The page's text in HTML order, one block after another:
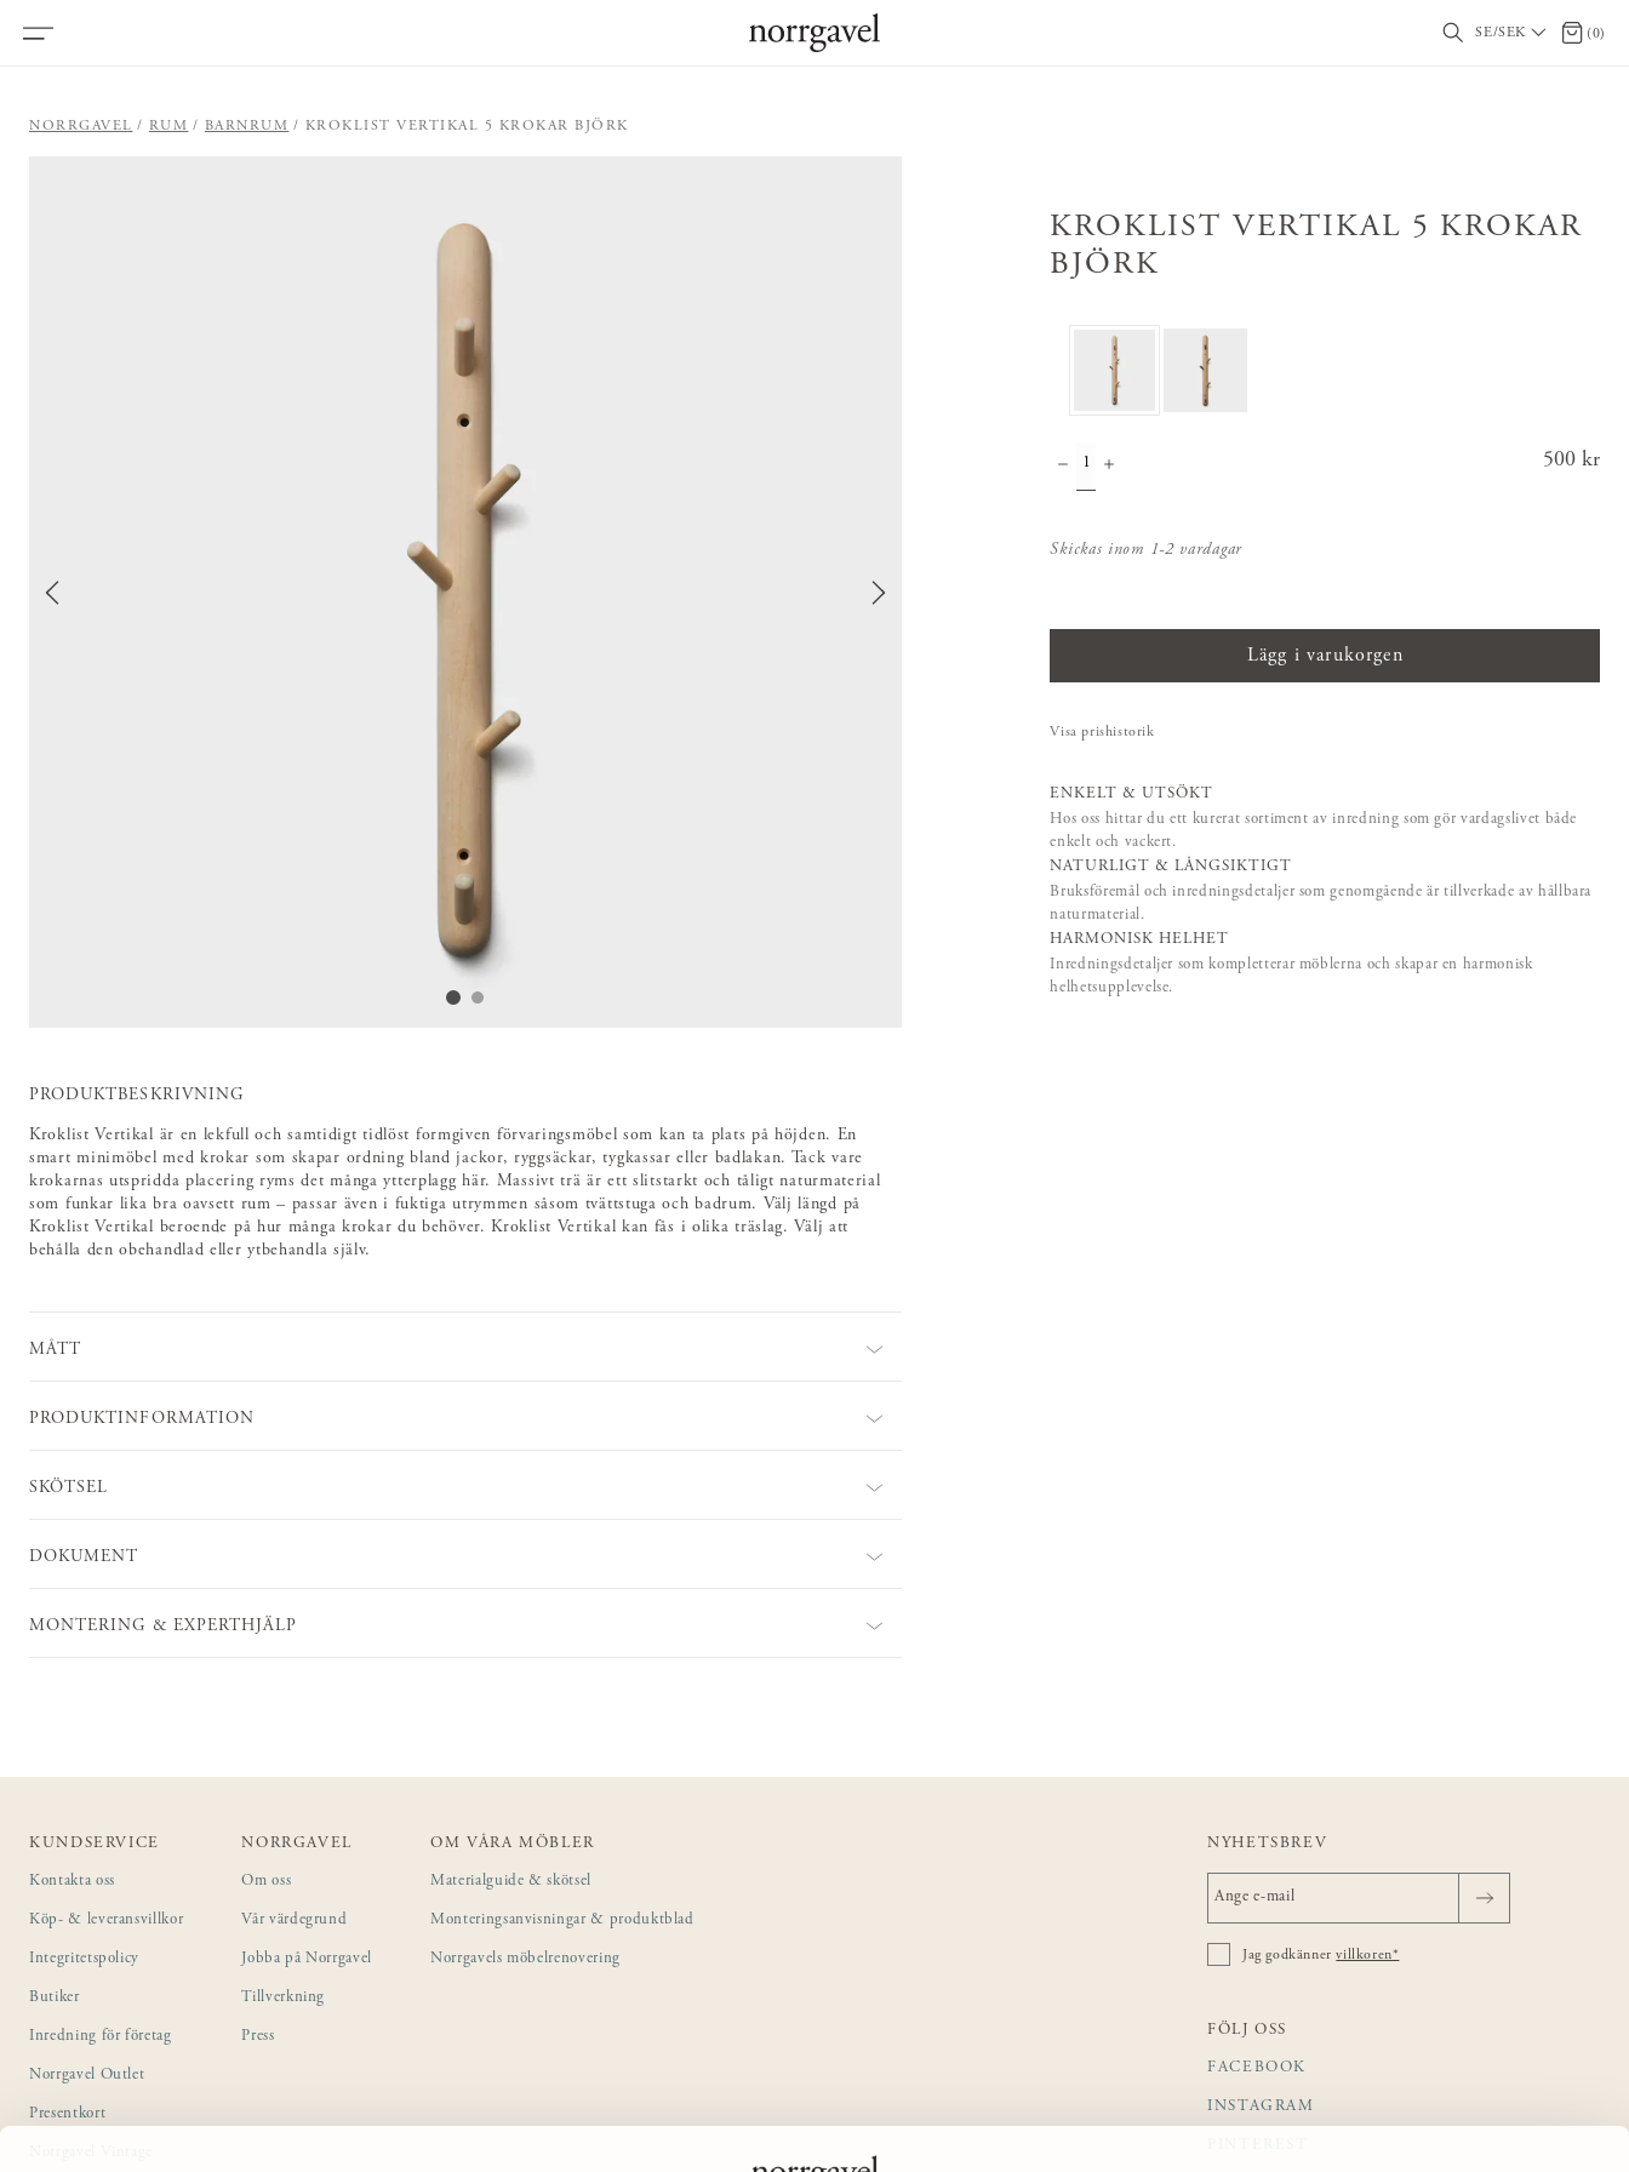
SE/SEK 0 (0)
NORRGAVEL RUM BARNRUM KROKLIST VERTIKAL 5 KROKAR BJÖRK
KROKLIST VERTIKAL 5 KROKAR
BJÖRK
Pris :
500 kr
Skickas inom 1-2 vardagar
Lägg i varukorgen
Visa prishistorik
ENKELT & UTSÖKT
Hos oss hittar du ett kurerat sortiment av inredning som gör vardagslivet både
enkelt och vackert.
NATURLIGT & LÅNGSIKTIGT
Bruksföremål och inredningsdetaljer som genomgående är tillverkade av hållbara
naturmaterial.
HARMONISK HELHET
Inredningsdetaljer som kompletterar möblerna och skapar en harmonisk
helhetsupplevelse.
PRODUKTBESKRIVNING
Kroklist Vertikal är en lekfull och samtidigt tidlöst formgiven förvaringsmöbel som kan ta plats på höjden. En
smart minimöbel med krokar som skapar ordning bland jackor, ryggsäckar, tygkassar eller badlakan. Tack vare
krokarnas utspridda placering ryms det många ytterplagg här. Massivt trä är ett slitstarkt och tåligt naturmaterial
som funkar lika bra oavsett rum – passar även i fuktiga utrymmen såsom tvättstuga och badrum. Välj längd på
Kroklist Vertikal beroende på hur många krokar du behöver. Kroklist Vertikal kan fås i olika träslag. Välj att
behålla den obehandlad eller ytbehandla själv.
MÅTT
PRODUKTINFORMATION
SKÖTSEL
DOKUMENT
MONTERING & EXPERTHJÄLP
KUNDSERVICE
Kontakta oss
Köp- & leveransvillkor
Integritetspolicy
Butiker
Inredning för företag
Norrgavel Outlet
Presentkort
NORRGAVEL
Om oss
Vår värdegrund
Jobba på Norrgavel
Tillverkning
Press
OM VÅRA MÖBLER
Materialguide & skötsel
Monteringsanvisningar & produktblad
Norrgavels möbelrenovering
NYHETSBREV
Jag godkännervillkoren*
FÖLJ OSS
FACEBOOK
INSTAGRAM